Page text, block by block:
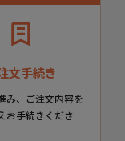
文手続き
み、ご注文内容を
お手続きくださ